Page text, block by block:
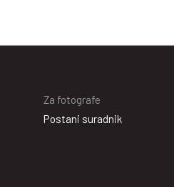
Za fotografe
Postani suradnik